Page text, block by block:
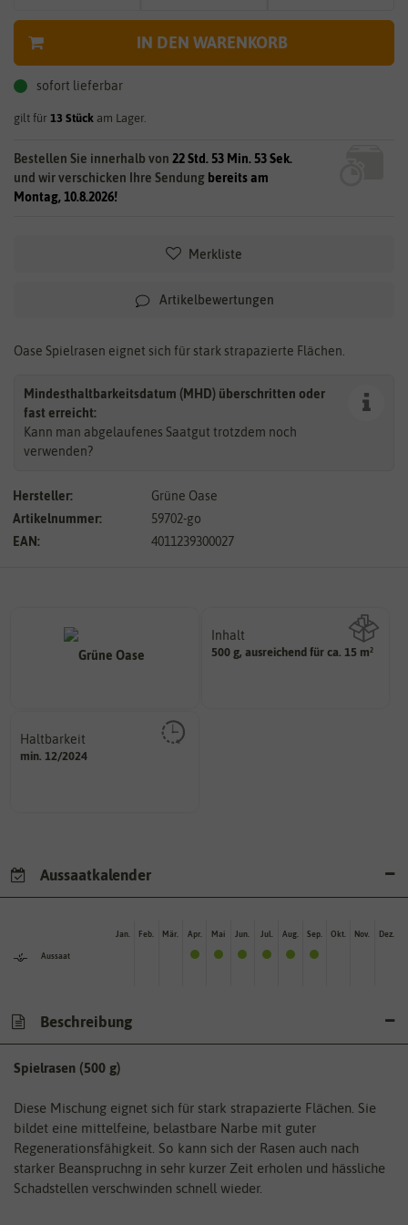
IN DEN WARENKORB
sofort lieferbar
gilt für 13 Stück am Lager.
Bestellen Sie innerhalb von 22 Std. 53 Min. 53 Sek.
und wir verschicken Ihre Sendung bereits am
Montag, 10.8.2026!
Merkliste
Artikelbewertungen
Oase Spielrasen eignet sich für stark strapazierte Flächen.
Mindesthaltbarkeitsdatum (MHD) überschritten oder
fast erreicht:
Kann man abgelaufenes Saatgut trotzdem noch
verwenden?
Hersteller:
Grüne Oase
Artikelnummer:
59702-go
EAN:
4011239300027
Inhalt
500 g, ausreichend für ca. 15 m²
Wie viel ist enthalten
Haltbarkeit
min. 12/2024
und Pflanzgut sehr gut keimen
sollte.
Aussaatkalender
Aussaat
Jan. Feb. Mär. Apr. Mai Jun. Jul. Aug. Sep. Okt. Nov. Dez.
Beschreibung
Spielrasen (500 g)
Diese Mischung eignet sich für stark strapazierte Flächen. Sie
bildet eine mittelfeine, belastbare Narbe mit guter
Regenerationsfähigkeit. So kann sich der Rasen auch nach
starker Beanspruchng in sehr kurzer Zeit erholen und hässliche
Schadstellen verschwinden schnell wieder.